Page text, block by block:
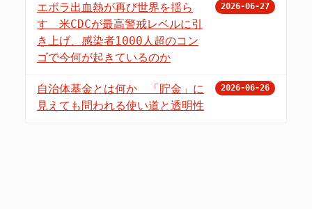
エボラ出血熱が再び世界を揺ら
す 米CDCが最高警戒レベルに引
き上げ、感染者1000人超のコン
ゴで今何が起きているのか
2026-06-27
自治体基金とは何か 「貯金」に
見えても問われる使い道と透明性
2026-06-26